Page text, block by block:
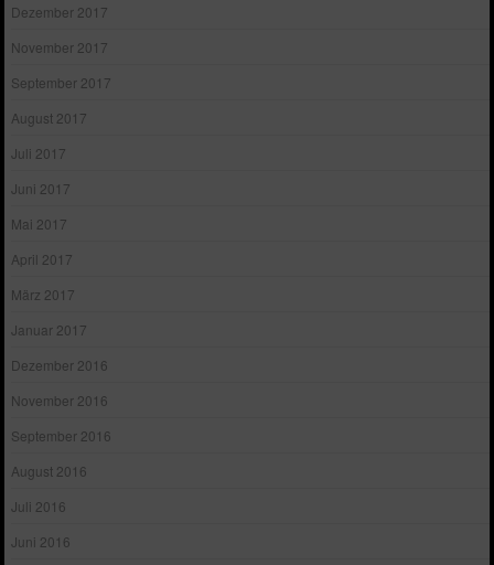
Dezember 2017
November 2017
September 2017
August 2017
Juli 2017
Juni 2017
Mai 2017
April 2017
März 2017
Januar 2017
Dezember 2016
November 2016
September 2016
August 2016
Juli 2016
Juni 2016